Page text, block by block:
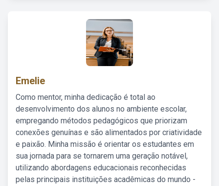
Emelie
Como mentor, minha dedicação é total ao
desenvolvimento dos alunos no ambiente escolar,
empregando métodos pedagógicos que priorizam
conexões genuínas e são alimentados por criatividade
e paixão. Minha missão é orientar os estudantes em
sua jornada para se tornarem uma geração notável,
utilizando abordagens educacionais reconhecidas
pelas principais instituições acadêmicas do mundo -